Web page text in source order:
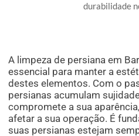
durabilidade
A limpeza de persiana em
essencial para manter a
destes elementos. Com o
persianas acumulam
compromete a sua
afetar a sua operação. É
suas persianas estejam